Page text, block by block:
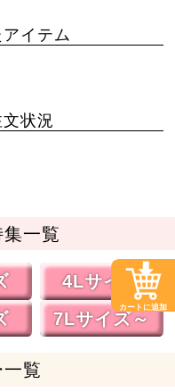
イテム
状況
一覧
4Lサイズ
7Lサイズ～
覧
カートに追加